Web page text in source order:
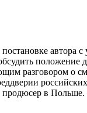
автора с
положение
разговором о
в Польше.